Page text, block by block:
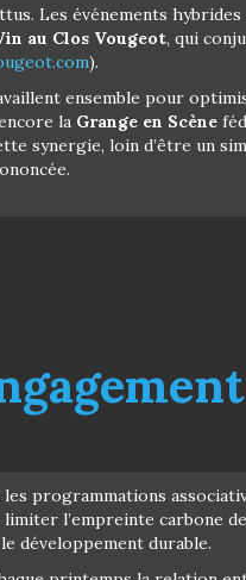
Les événements hybrides
au Clos Vougeot, qui
).
ensemble pour
la Grange en Scène
synergie, loin d’être un
programmations
l’empreinte carbone
développement durable.